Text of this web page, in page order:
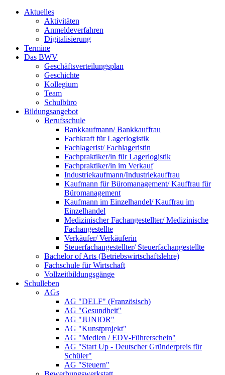
Aktuelles
Aktivitäten
Anmeldeverfahren
Digitalisierung
Termine
Das BWV
Geschäftsverteilungsplan
Geschichte
Kollegium
Team
Schulbüro
Bildungsangebot
Berufsschule
Bankkaufmann/ Bankkauffrau
Fachkraft für Lagerlogistik
Fachlagerist/ Fachlageristin
Fachpraktiker/in für Lagerlogistik
Fachpraktiker/in im Verkauf
Industriekaufmann/Industriekauffrau
Kaufmann für Büromanagement/ Kauffrau für
Büromanagement
Kaufmann im Einzelhandel/ Kauffrau im
Einzelhandel
Medizinischer Fachangestellter/ Medizinische
Fachangestellte
Verkäufer/ Verkäuferin
Steuerfachangestellter/ Steuerfachangestellte
Bachelor of Arts (Betriebswirtschaftslehre)
Fachschule für Wirtschaft
Vollzeitbildungsgänge
Schulleben
AGs
AG "DELF" (Französisch)
AG "Gesundheit"
AG "JUNIOR"
AG "Kunstprojekt"
AG "Medien / EDV-Führerschein"
AG "Start Up - Deutscher Gründerpreis für
Schüler"
AG "Steuern"